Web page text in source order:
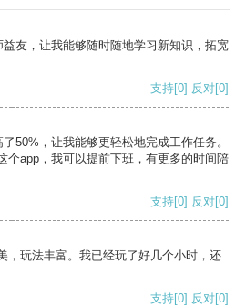
友，让我能够随时随地学习新知识，拓宽
支持[0] 反对[0]
50%，让我能够更轻松地完成工作任务。
个app，我可以提前下班，有更多的时间陪
支持[0] 反对[0]
，玩法丰富。我已经玩了好几个小时，还
支持[0] 反对[0]